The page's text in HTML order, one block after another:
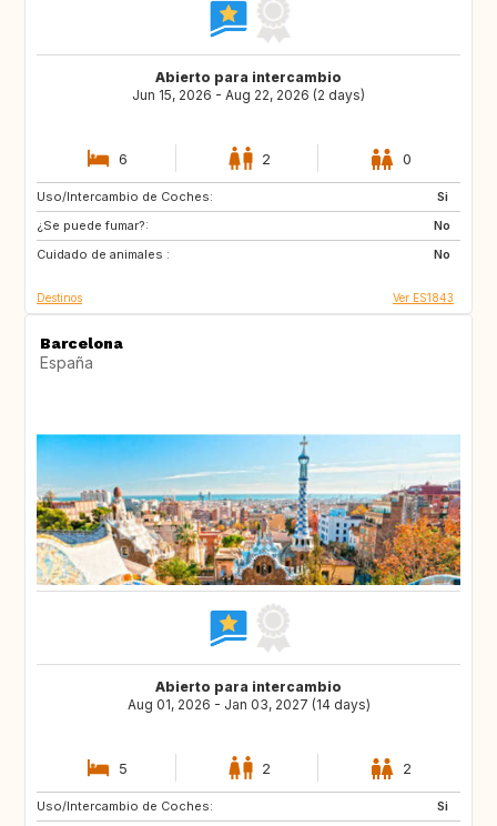
Abierto para intercambio
Jun 15, 2026 - Aug 22, 2026 (2 days)
6 2 0
Uso/Intercambio de Coches:
Si
¿Se puede fumar?:
No
Cuidado de animales :
No
CH
DE
Destinos Ver ES1843
Barcelona
España
Abierto para intercambio
Aug 01, 2026 - Jan 03, 2027 (14 days)
5 2 2
Uso/Intercambio de Coches:
Si
ES